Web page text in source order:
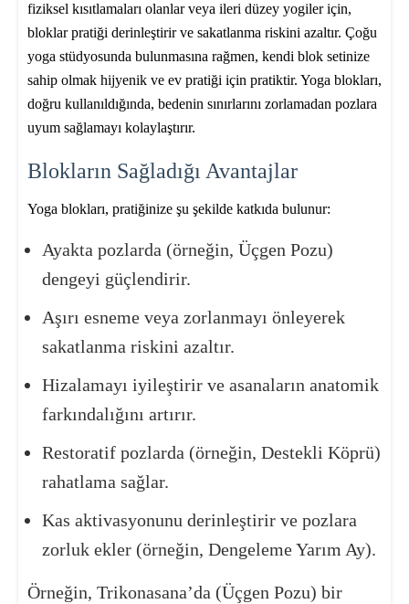
fiziksel kısıtlamaları olanlar veya ileri düzey yogiler için,
bloklar pratiği derinleştirir ve sakatlanma riskini azaltır. Çoğu
yoga stüdyosunda bulunmasına rağmen, kendi blok setinize
sahip olmak hijyenik ve ev pratiği için pratiktir. Yoga blokları,
doğru kullanıldığında, bedenin sınırlarını zorlamadan pozlara
uyum sağlamayı kolaylaştırır.
Blokların Sağladığı Avantajlar
Yoga blokları, pratiğinize şu şekilde katkıda bulunur:
Ayakta pozlarda (örneğin, Üçgen Pozu)
dengeyi güçlendirir.
Aşırı esneme veya zorlanmayı önleyerek
sakatlanma riskini azaltır.
Hizalamayı iyileştirir ve asanaların anatomik
farkındalığını artırır.
Restoratif pozlarda (örneğin, Destekli Köprü)
rahatlama sağlar.
Kas aktivasyonunu derinleştirir ve pozlara
zorluk ekler (örneğin, Dengeleme Yarım Ay).
Örneğin, Trikonasana’da (Üçgen Pozu) bir